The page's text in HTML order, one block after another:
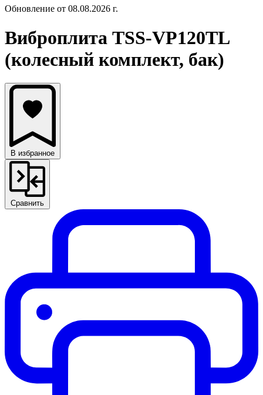
Обновление от 08.08.2026 г.
Виброплита TSS-VP120TL
(колесный комплект, бак)
В избранное
Сравнить